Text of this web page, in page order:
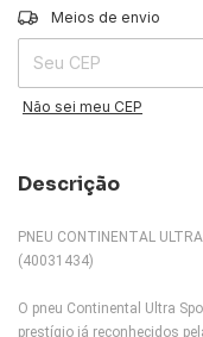
Entregas para o CEP:
Meios de envio
Não sei meu CEP
Descrição
PNEU CONTINENTAL
(40031434)
O pneu Continental Ultra
prestígio já reconhecidos